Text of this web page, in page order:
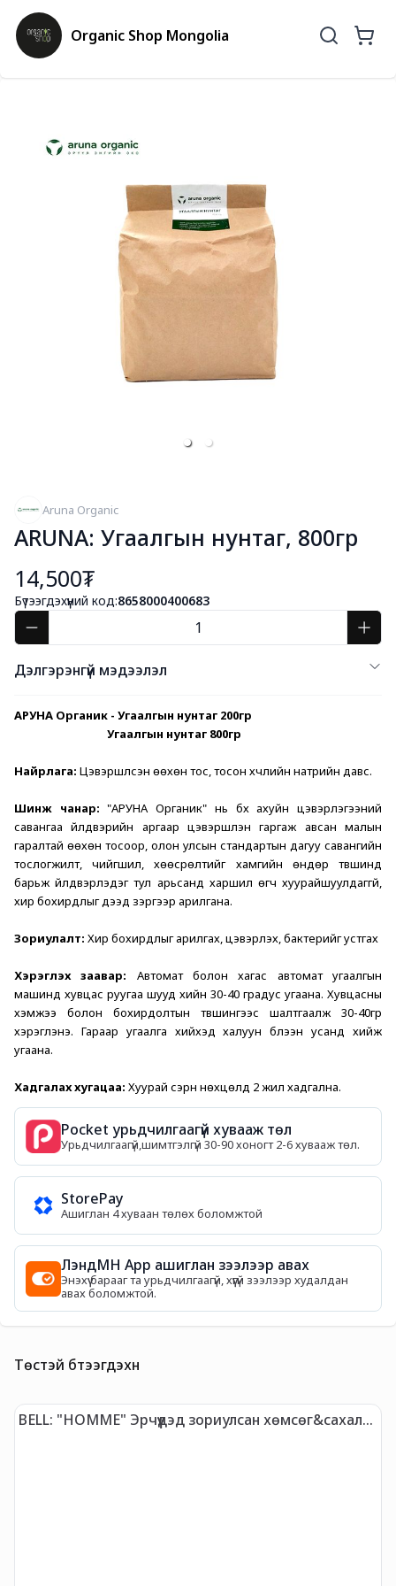
Organic Shop Mongolia
Aruna Organic
ARUNA: Угаалгын нунтаг, 800гр
14,500₮
Бүтээгдэхүүний код:8658000400683
Дэлгэрэнгүй мэдээлэл
АРУНА Органик - Угаалгын нунтаг 200гр
Угаалгын нунтаг 800гр
Найрлага: Цэвэршүүлсэн өөхөн тос, тосон хүчлийн натрийн давс.
Шинж чанар: "АРУНА Органик" нь бүх ахуйн цэвэрлэгээний
савангаа үйлдвэрийн аргаар цэвэршүүлэн гаргаж авсан малын
гаралтай өөхөн тосоор, олон улсын стандартын дагуу савангийн
тослогжилт, чийгшил, хөөсрөлтийг хамгийн өндөр түвшинд
барьж үйлдвэрлэдэг тул арьсанд харшил өгч хуурайшуулдаггүй,
хир бохирдлыг дээд зэргээр арилгана.
Зориулалт: Хир бохирдлыг арилгах, цэвэрлэх, бактерийг устгах
Хэрэглэх заавар: Автомат болон хагас автомат угаалгын
машинд хувцас руугаа шууд хийн 30-40 градус угаана. Хувцасны
хэмжээ болон бохирдолтын түвшингээс шалтгаалж 30-40гр
хэрэглэнэ. Гараар угаалга хийхэд халуун бүлээн усанд хийж
угаана.
Хадгалах хугацаа: Хуурай сэрүүн нөхцөлд 2 жил хадгална.
Pocket урьдчилгаагүй хувааж төл
Урьдчилгаагүй,шимтгэлгүй 30-90 хоногт 2-6 хувааж төл.
StorePay
Ашиглан 4 хуваан төлөх боломжтой
ЛэндМН App ашиглан зээлээр авах
Энэхүү барааг та урьдчилгаагүй, хүүгүй зээлээр худалдан
авах боломжтой.
Төстэй бүтээгдэхүүн
BELL: "HOMME" Эрчүүдэд зориулсан хөмсөг&сахал